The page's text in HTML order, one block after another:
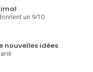
un 9/10
nouvelles idées